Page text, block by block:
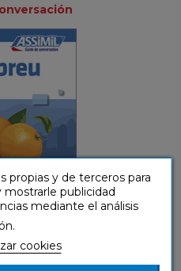
propias y de terceros para
mostrarle publicidad
mediante el análisis
cookies